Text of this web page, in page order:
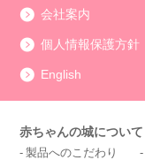
会社案内
個人情報保護方針
English
赤ちゃんの城について
製品へのこだわり